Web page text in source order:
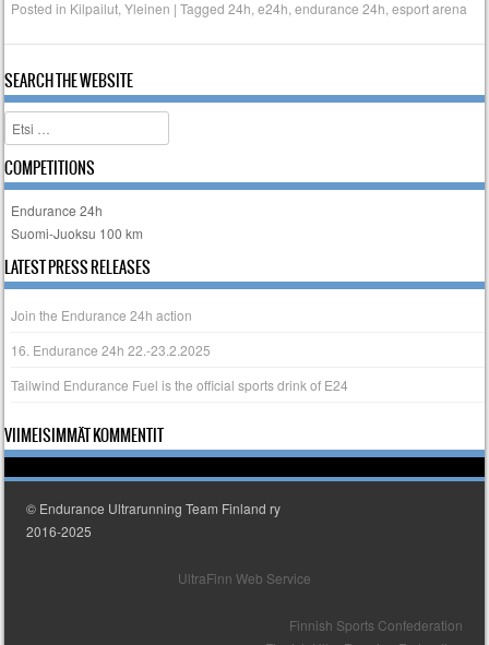
Posted in Kilpailut ,Yleinen |Tagged24h ,e24h ,endurance 24h ,esport arena
SEARCH THE WEBSITE
Etsi
COMPETITIONS
Endurance 24h
Suomi-Juoksu 100 km
LATEST PRESS RELEASES
Join the Endurance 24h action
16. Endurance 24h 22.-23.2.2025
Tailwind Endurance Fuel is the official sports drink of E24
VIIMEISIMMÄT KOMMENTIT
© Endurance Ultrarunning Team Finland ry
2016-2025
UltraFinn Web Service
Finnish Sports Confederation